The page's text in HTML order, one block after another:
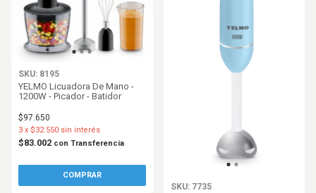
SKU: 8195
YELMO Licuadora De Mano -
1200W - Picador - Batidor
$97.650
$83.002 con Transferencia
3 x $32.550 sin interés
SKU: 7735